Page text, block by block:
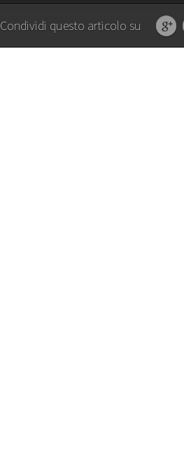
Condividi questo articolo su